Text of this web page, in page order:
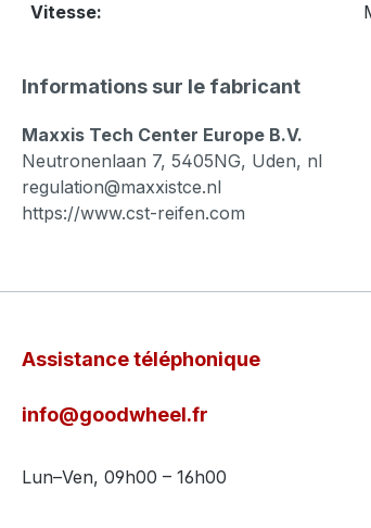
Vitesse:
Informations sur le fabricant
Maxxis Tech Center Europe B.V.
Neutronenlaan 7, 5405NG, Uden, nl
regulation@maxxistce.nl
https://www.cst-reifen.com
Assistance téléphonique
info@goodwheel.fr
Lun–Ven, 09h00 – 16h00